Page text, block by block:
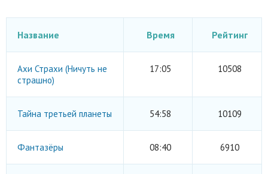
Название Время Рейтинг
Ахи Страхи (Ничуть не
страшно)
17:05 10508
Тайна третьей планеты 54:58 10109
Фантазёры 08:40 6910